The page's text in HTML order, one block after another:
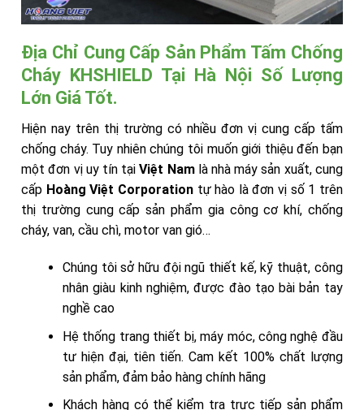
Địa Chỉ Cung Cấp Sản Phẩm Tấm Chống
Cháy KHSHIELD Tại Hà Nội Số Lượng
Lớn Giá Tốt.
Hiện nay trên thị trường có nhiều đơn vị cung cấp tấm
chống cháy. Tuy nhiên chúng tôi muốn giới thiệu đến bạn
một đơn vị uy tín tạiViệt Namlà nhà máy sản xuất, cung
cấp Hoàng Việt Corporation tự hào là đơn vị số 1 trên
thị trường cung cấp sản phẩm gia công cơ khí, chống
cháy, van, cầu chì, motor van gió…
Chúng tôi sở hữu đội ngũ thiết kế, kỹ thuật, công
nhân giàu kinh nghiệm, được đào tạo bài bản tay
nghề cao
Hệ thống trang thiết bị, máy móc, công nghệ đầu
tư hiện đại, tiên tiến. Cam kết 100% chất lượng
sản phẩm, đảm bảo hàng chính hãng
Khách hàng có thể kiểm tra trực tiếp sản phẩm